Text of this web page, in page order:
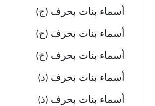
أسماء بنات بحرف (ج)
أسماء بنات بحرف (ح)
أسماء بنات بحرف (خ)
أسماء بنات بحرف (د)
أسماء بنات بحرف (ذ)